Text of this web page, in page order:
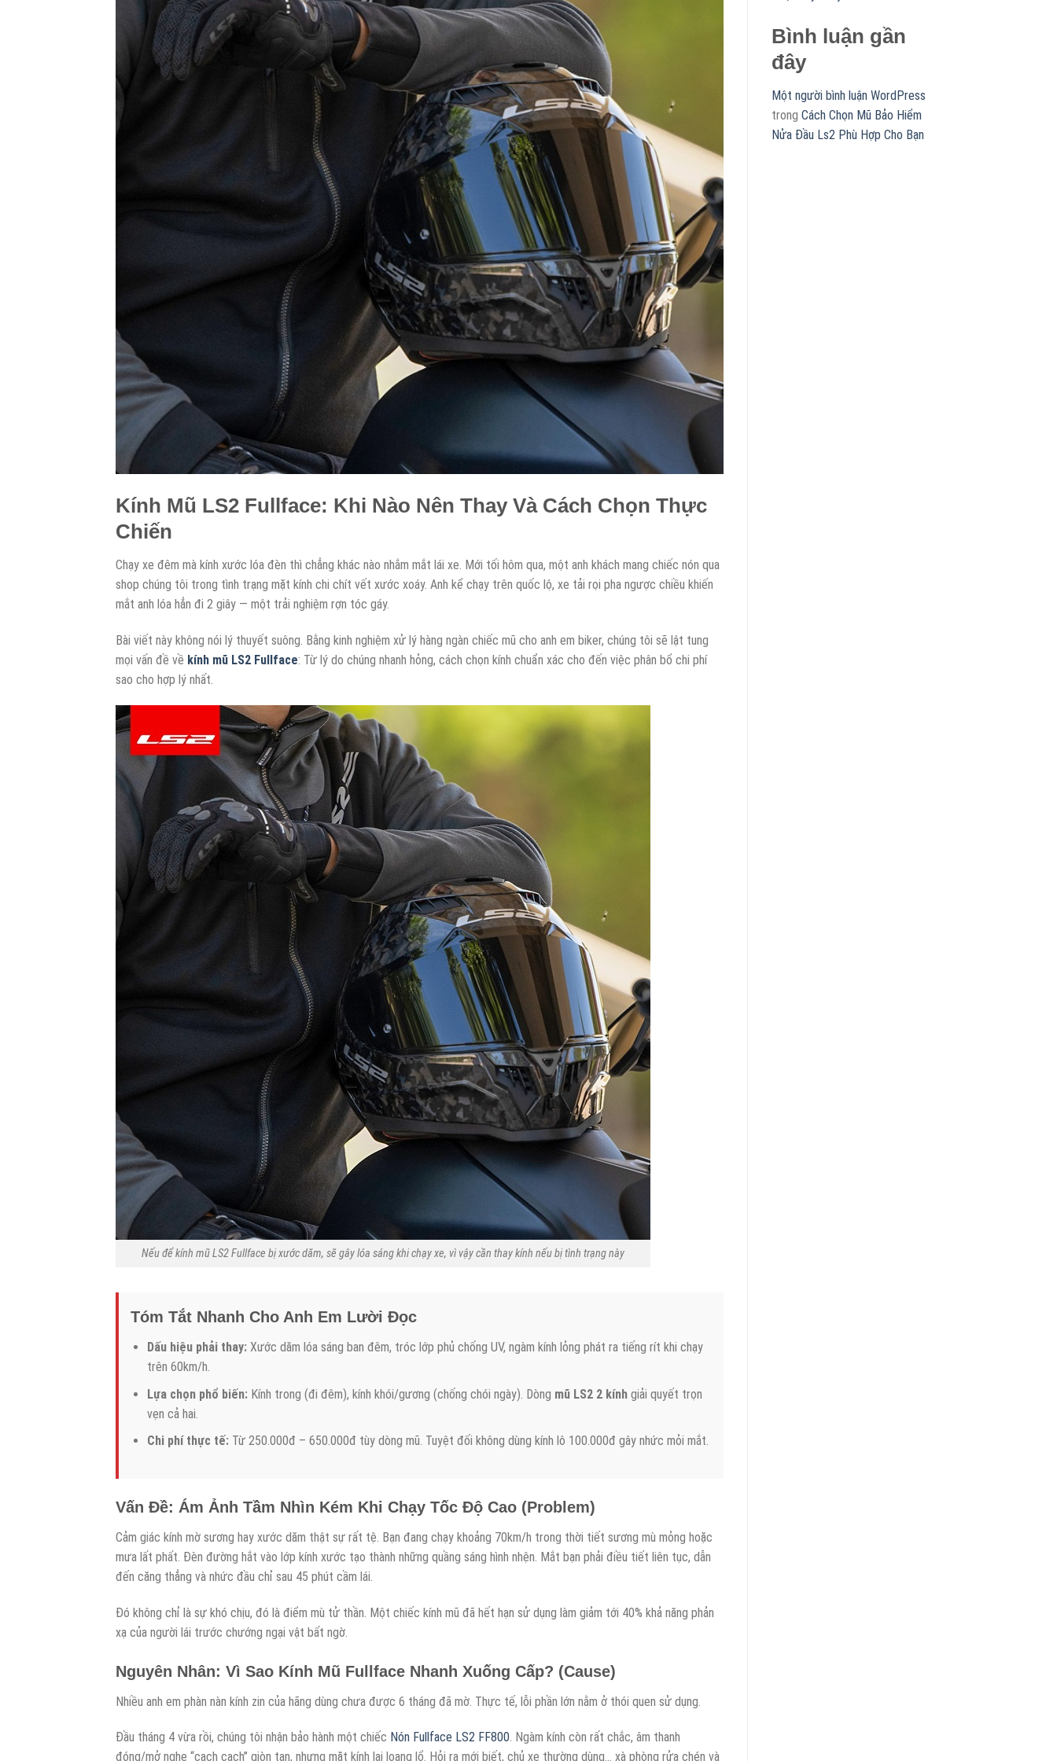
Kính Mũ LS2 Fullface: Khi Nào Nên Thay Và Cách Chọn Thực
Chiến
Chạy xe đêm mà kính xước lóa đèn thì chẳng khác nào nhắm mắt lái xe. Mới tối hôm qua, một anh khách mang chiếc nón qua
shop chúng tôi trong tình trạng mặt kính chi chít vết xước xoáy. Anh kể chạy trên quốc lộ, xe tải rọi pha ngược chiều khiến
mắt anh lóa hẳn đi 2 giây — một trải nghiệm rợn tóc gáy.
Bài viết này không nói lý thuyết suông. Bằng kinh nghiệm xử lý hàng ngàn chiếc mũ cho anh em biker, chúng tôi sẽ lật tung
mọi vấn đề về kính mũ LS2 Fullface: Từ lý do chúng nhanh hỏng, cách chọn kính chuẩn xác cho đến việc phân bổ chi phí
sao cho hợp lý nhất.
Nếu để kính mũ LS2 Fullface bị xước dăm, sẽ gây lóa sáng khi chạy xe, vì vậy cần thay kính nếu bị tình trạng này
Tóm Tắt Nhanh Cho Anh Em Lười Đọc
Dấu hiệu phải thay:Xước dăm lóa sáng ban đêm, tróc lớp phủ chống UV, ngàm kính lỏng phát ra tiếng rít khi chạy
trên 60km/h.
Lựa chọn phổ biến:Kính trong (đi đêm), kính khói/gương (chống chói ngày). Dòng mũ LS2 2 kínhgiải quyết trọn
vẹn cả hai.
Chi phí thực tế:Từ 250.000đ – 650.000đ tùy dòng mũ. Tuyệt đối không dùng kính lô 100.000đ gây nhức mỏi mắt.
Vấn Đề: Ám Ảnh Tầm Nhìn Kém Khi Chạy Tốc Độ Cao (Problem)
Cảm giác kính mờ sương hay xước dăm thật sự rất tệ. Bạn đang chạy khoảng 70km/h trong thời tiết sương mù mỏng hoặc
mưa lất phất. Đèn đường hắt vào lớp kính xước tạo thành những quầng sáng hình nhện. Mắt bạn phải điều tiết liên tục, dẫn
đến căng thẳng và nhức đầu chỉ sau 45 phút cầm lái.
Đó không chỉ là sự khó chịu, đó là điểm mù tử thần. Một chiếc kính mũ đã hết hạn sử dụng làm giảm tới 40% khả năng phản
xạ của người lái trước chướng ngại vật bất ngờ.
Nguyên Nhân: Vì Sao Kính Mũ Fullface Nhanh Xuống Cấp? (Cause)
Nhiều anh em phàn nàn kính zin của hãng dùng chưa được 6 tháng đã mờ. Thực tế, lỗi phần lớn nằm ở thói quen sử dụng.
Đầu tháng 4 vừa rồi, chúng tôi nhận bảo hành một chiếc Nón Fullface LS2 FF800. Ngàm kính còn rất chắc, âm thanh
đóng/mở nghe “cạch cạch” giòn tan, nhưng mặt kính lại loang lổ. Hỏi ra mới biết, chủ xe thường dùng… xà phòng rửa chén và
Bình luận gần
đây
Một người bình luận WordPress
trong Cách Chọn Mũ Bảo Hiểm
Nửa Đầu Ls2 Phù Hợp Cho Bạn